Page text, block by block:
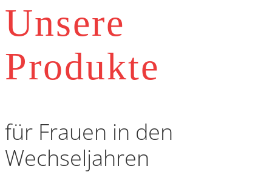
Unsere
Produkte
für Frauen in den
Wechseljahren